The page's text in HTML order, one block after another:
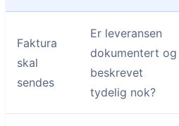
Faktura
skal
sendes
Er leveransen
dokumentert og
beskrevet
tydelig nok?